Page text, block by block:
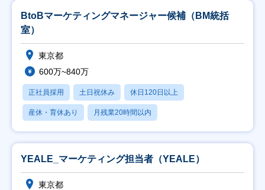
BtoBマーケティングマネージャー候補（BM統括
室）
東京都
600万~840万
正社員採用 土日祝休み 休日120日以上
産休・育休あり 月残業20時間以内
YEALE_マーケティング担当者（YEALE）
東京都